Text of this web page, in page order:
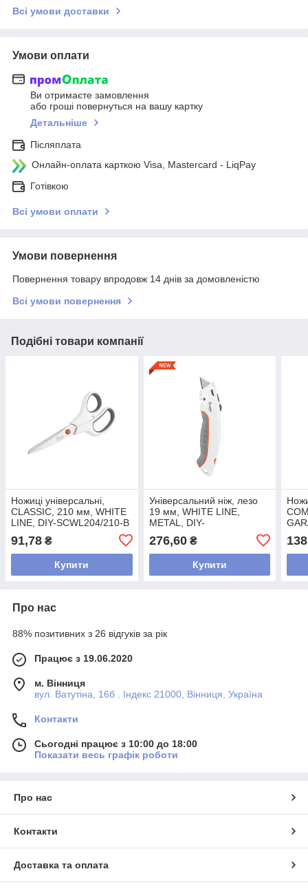
Всі умови доставки
Умови оплати
Ви отримаєте замовлення
або гроші повернуться на вашу картку
Детальніше
Післяплата
Онлайн-оплата карткою Visa, Mastercard - LiqPay
Готівкою
Всі умови оплати
Умови повернення
Повернення товару впродовж 14 днів за домовленістю
Всі умови повернення
Подібні товари компанії
Ножиці універсальні,
CLASSIC, 210 мм, WHITE
LINE, DIY-SCWL204/210-B
91,78 ₴
Купити
Універсальний ніж, лезо
19 мм, WHITE LINE,
METAL, DIY-
276,60₴
Купити
Про нас
88% позитивних з 26 відгуків за рік
Працює з 19.06.2020
м. Вінниця
вул. Ватутіна, 16б . Індекс 21000, Вінниця, Україна
Контакти
Сьогодні працює з 10:00 до 18:00
Показати весь графік роботи
Про нас
Контакти
Доставка та оплата